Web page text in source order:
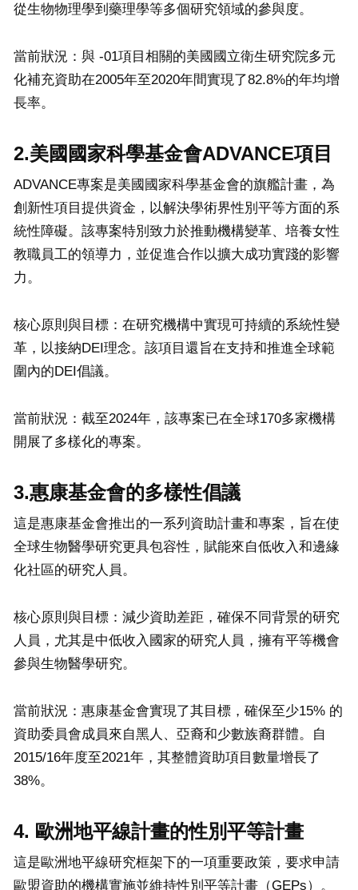
從生物物理學到藥理學等多個研究領域的參與度。
當前狀況：與 -01項目相關的美國國立衛生研究院多元
化補充資助在2005年至2020年間實現了82.8%的年均增
長率。
2.美國國家科學基金會ADVANCE項目
ADVANCE專案是美國國家科學基金會的旗艦計畫，為
創新性項目提供資金，以解決學術界性別平等方面的系
統性障礙。該專案特別致力於推動機構變革、培養女性
教職員工的領導力，並促進合作以擴大成功實踐的影響
力。
核心原則與目標：在研究機構中實現可持續的系統性變
革，以接納DEI理念。該項目還旨在支持和推進全球範
圍內的DEI倡議。
當前狀況：截至2024年，該專案已在全球170多家機構
開展了多樣化的專案。
3.惠康基金會的多樣性倡議
這是惠康基金會推出的一系列資助計畫和專案，旨在使
全球生物醫學研究更具包容性，賦能來自低收入和邊緣
化社區的研究人員。
核心原則與目標：減少資助差距，確保不同背景的研究
人員，尤其是中低收入國家的研究人員，擁有平等機會
參與生物醫學研究。
當前狀況：惠康基金會實現了其目標，確保至少15% 的
資助委員會成員來自黑人、亞裔和少數族裔群體。自
2015/16年度至2021年，其整體資助項目數量增長了
38%。
4. 歐洲地平線計畫的性別平等計畫
這是歐洲地平線研究框架下的一項重要政策，要求申請
歐盟資助的機構實施並維持性別平等計畫（GEPs）。